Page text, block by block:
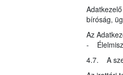
bíróság,
Az
-
4.7. A